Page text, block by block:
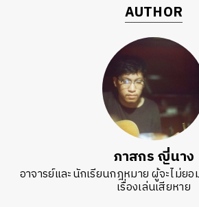
AUTHOR
ภาสกร ญี่นาง
อาจารย์และนักเรียนกฎหมาย ผู้จะไม่ยอ
เรื่องเล่นเสียหาย